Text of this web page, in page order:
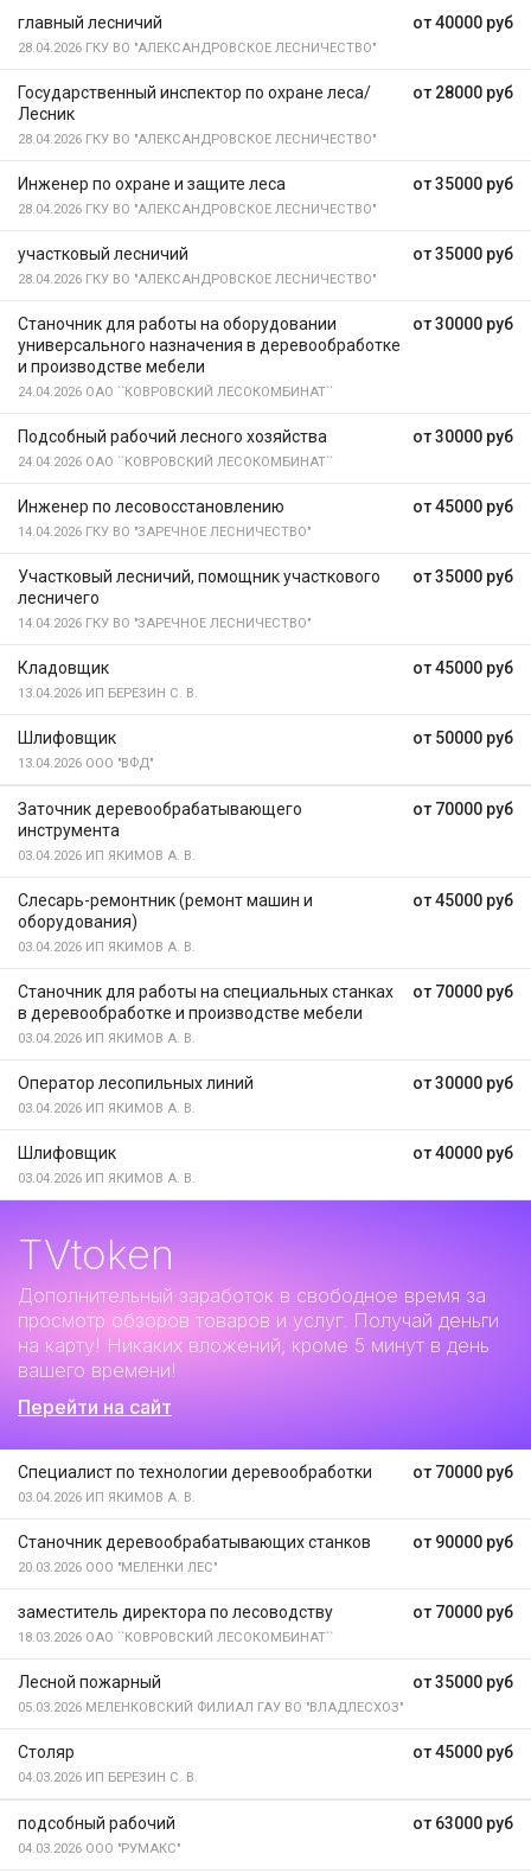
от 40000 руб
главный лесничий
28.04.2026 ГКУ ВО "АЛЕКСАНДРОВСКОЕ ЛЕСНИЧЕСТВО"
от 28000 руб
Государственный инспектор по охране леса/
Лесник
28.04.2026 ГКУ ВО "АЛЕКСАНДРОВСКОЕ ЛЕСНИЧЕСТВО"
от 35000 руб
Инженер по охране и защите леса
28.04.2026 ГКУ ВО "АЛЕКСАНДРОВСКОЕ ЛЕСНИЧЕСТВО"
от 35000 руб
участковый лесничий
28.04.2026 ГКУ ВО "АЛЕКСАНДРОВСКОЕ ЛЕСНИЧЕСТВО"
от 30000 руб
Станочник для работы на оборудовании
универсального назначения в деревообработке
и производстве мебели
24.04.2026 ОАО ``КОВРОВСКИЙ ЛЕСОКОМБИНАТ``
от 30000 руб
Подсобный рабочий лесного хозяйства
24.04.2026 ОАО ``КОВРОВСКИЙ ЛЕСОКОМБИНАТ``
от 45000 руб
Инженер по лесовосстановлению
14.04.2026 ГКУ ВО "ЗАРЕЧНОЕ ЛЕСНИЧЕСТВО"
от 35000 руб
Участковый лесничий, помощник участкового
лесничего
14.04.2026 ГКУ ВО "ЗАРЕЧНОЕ ЛЕСНИЧЕСТВО"
от 45000 руб
Кладовщик
13.04.2026 ИП БЕРЕЗИН С. В.
от 50000 руб
Шлифовщик
13.04.2026 ООО "ВФД"
от 70000 руб
Заточник деревообрабатывающего
инструмента
03.04.2026 ИП ЯКИМОВ А. В.
от 45000 руб
Слесарь-ремонтник (ремонт машин и
оборудования)
03.04.2026 ИП ЯКИМОВ А. В.
от 70000 руб
Станочник для работы на специальных станках
в деревообработке и производстве мебели
03.04.2026 ИП ЯКИМОВ А. В.
от 30000 руб
Оператор лесопильных линий
03.04.2026 ИП ЯКИМОВ А. В.
от 40000 руб
Шлифовщик
03.04.2026 ИП ЯКИМОВ А. В.
TVtoken
Дополнительный заработок в свободное время за
просмотр обзоров товаров и услуг. Получай деньги
на карту! Никаких вложений, кроме 5 минут в день
вашего времени!
Перейти на сайт
от 70000 руб
Специалист по технологии деревообработки
03.04.2026 ИП ЯКИМОВ А. В.
от 90000 руб
Станочник деревообрабатывающих станков
20.03.2026 ООО "МЕЛЕНКИ ЛЕС"
от 70000 руб
заместитель директора по лесоводству
18.03.2026 ОАО ``КОВРОВСКИЙ ЛЕСОКОМБИНАТ``
от 35000 руб
Лесной пожарный
05.03.2026 МЕЛЕНКОВСКИЙ ФИЛИАЛ ГАУ ВО "ВЛАДЛЕСХОЗ"
от 45000 руб
Столяр
04.03.2026 ИП БЕРЕЗИН С. В.
от 63000 руб
подсобный рабочий
04.03.2026 ООО "РУМАКС"